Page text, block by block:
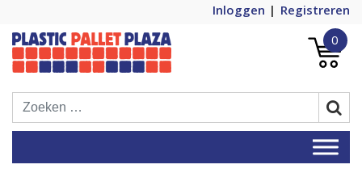
Inloggen
Registreren
Plastic Pallet Plaza
Plastic Pallets Plaza, de nummer 1 in
Europa!
0